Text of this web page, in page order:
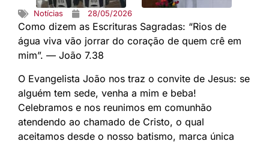
Notícias 28/05/2026
Como dizem as Escrituras Sagradas: “Rios de
água viva vão jorrar do coração de quem crê em
mim”. — João 7.38
O Evangelista João nos traz o convite de Jesus: se
alguém tem sede, venha a mim e beba!
Celebramos e nos reunimos em comunhão
atendendo ao chamado de Cristo, o qual
aceitamos desde o nosso batismo, marca única